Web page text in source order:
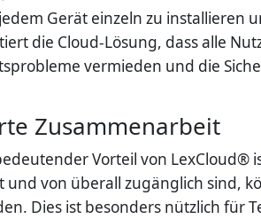
Gerät einzeln zu installieren
die Cloud-Lösung, dass alle
vermieden und die
Zusammenarbeit
Vorteil von LexCloud®
und von überall zugänglich sind,
Dies ist besonders nützlich für